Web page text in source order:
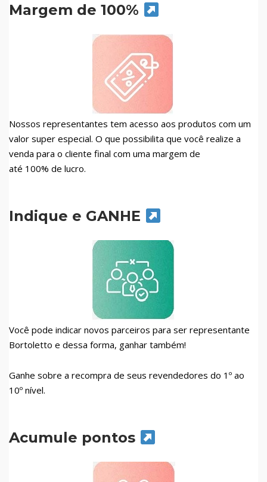
Margem de 100%
Nossos representantes tem acesso aos produtos com um
valor super especial. O que possibilita que você realize a
venda para o cliente final com uma margem de
até 100% de lucro.
Indique e GANHE
Você pode indicar novos parceiros para ser representante
Bortoletto e dessa forma, ganhar também!
Ganhe sobre a recompra de seus revendedores do 1º ao
10º nível.
Acumule pontos